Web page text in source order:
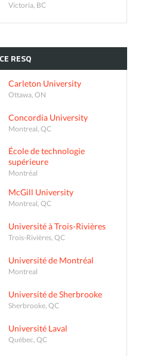
Victoria, BC
RESQ
Carleton University
Ottawa, ON
Concordia University
Montreal, QC
École de technologie
supérieure
Montréal
McGill University
Montreal, QC
Université à Trois-Rivières
Trois-Rivières, QC
Université de Montréal
Montreal
Université de Sherbrooke
Sherbrooke, QC
Université Laval
Québec, QC